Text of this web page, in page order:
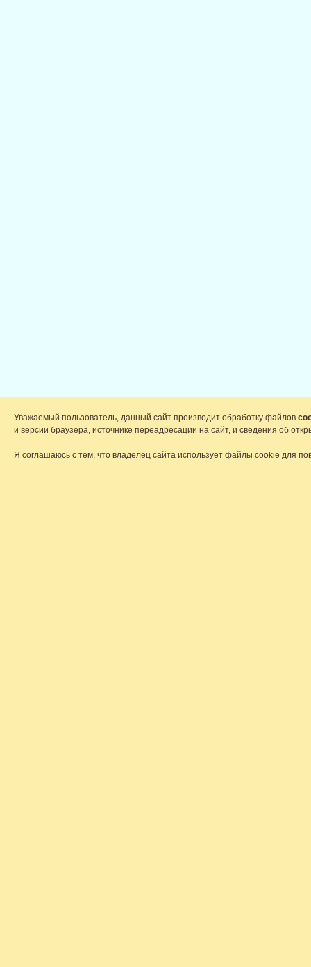
Уважаемый пользователь, данный сайт производит обработку файлов
и версии браузера, источнике переадресации на сайт, и сведения об
Я соглашаюсь с тем, что владелец сайта использует файлы cookie для